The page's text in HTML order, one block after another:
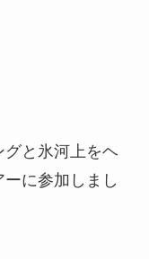
グと氷河上をヘ
に参加しまし